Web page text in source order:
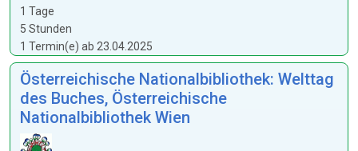
1 Tage
5 Stunden
1 Termin(e) ab 23.04.2025
Österreichische Nationalbibliothek: Welttag
des Buches, Österreichische
Nationalbibliothek Wien